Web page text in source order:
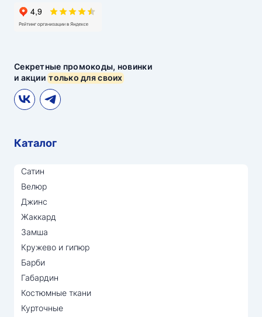
Секретные промокоды, новинки
и акциитолько для своих
Каталог
Сатин
Велюр
Джинс
Жаккард
Замша
Кружево и гипюр
Барби
Габардин
Костюмные ткани
Курточные